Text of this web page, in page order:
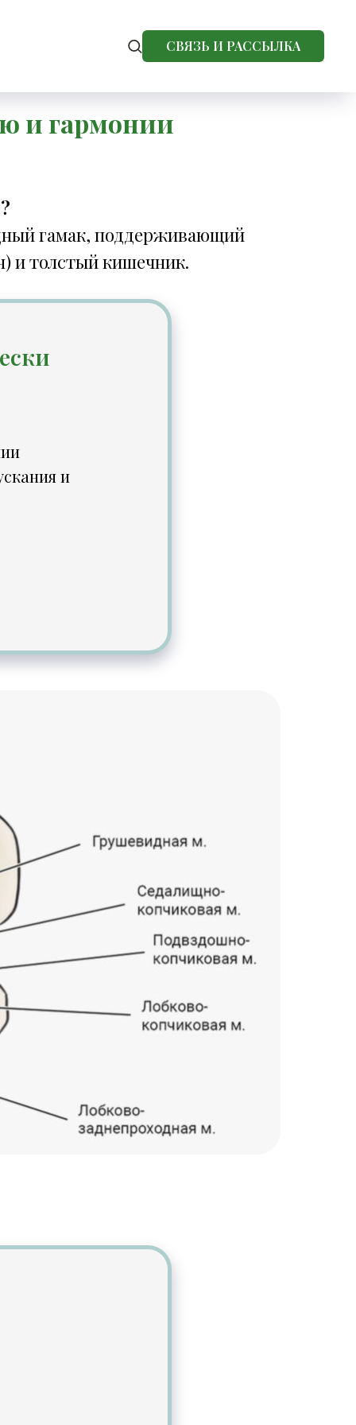
СВЯЗЬ И РАССЫЛКА
и гармонии
гамак, поддерживающий
и толстый кишечник.
и